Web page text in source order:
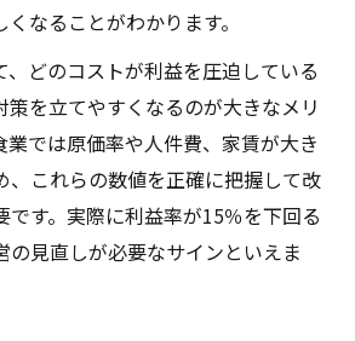
なることがわかります。
、どのコストが利益を圧迫している
策を立てやすくなるのが大きなメリ
業では原価率や人件費、家賃が大き
、これらの数値を正確に把握して改
です。実際に利益率が15％を下回る
の見直しが必要なサインといえま